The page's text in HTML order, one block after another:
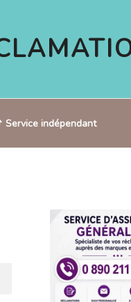
Service indépendant